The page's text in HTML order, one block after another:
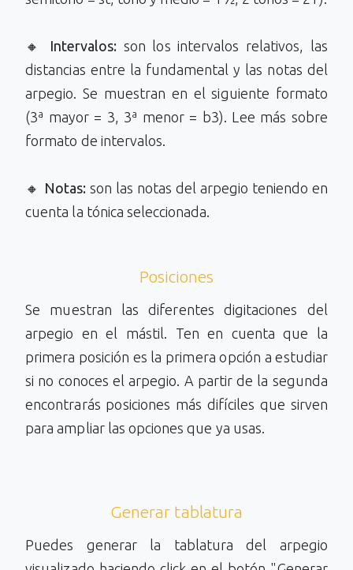
🔸 Intervalos: son los intervalos relativos, las
distancias entre la fundamental y las notas del
arpegio. Se muestran en el siguiente formato
(3ª mayor = 3, 3ª menor = b3). Lee más sobre
formato de intervalos.
🔸 Notas: son las notas del arpegio teniendo en
cuenta la tónica seleccionada.
Posiciones
Se muestran las diferentes digitaciones del
arpegio en el mástil. Ten en cuenta que la
primera posición es la primera opción a estudiar
si no conoces el arpegio. A partir de la segunda
encontrarás posiciones más difíciles que sirven
para ampliar las opciones que ya usas.
Generar tablatura
Puedes generar la tablatura del arpegio